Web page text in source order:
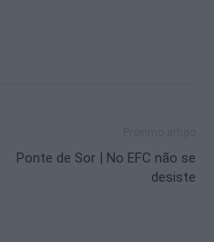
Ponte de Sor | No EFC não se
desiste